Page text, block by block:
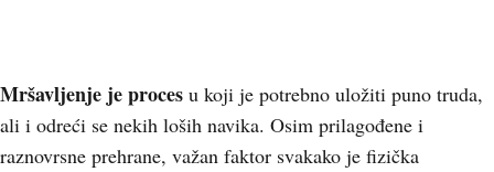
Mršavljenje je proces u koji je potrebno uložiti puno truda,
ali i odreći se nekih loših navika. Osim prilagođene i
raznovrsne prehrane, važan faktor svakako je fizička